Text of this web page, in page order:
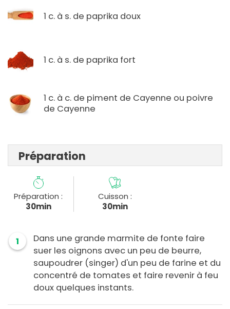
1 c. à s. de paprika doux
1 c. à s. de paprika fort
1 c. à c. de piment de Cayenne ou poivre
de Cayenne
Préparation
Préparation :
30min
Cuisson :
30min
1
Dans une grande marmite de fonte faire
suer les oignons avec un peu de beurre,
saupoudrer (singer) d'un peu de farine et du
concentré de tomates et faire revenir à feu
doux quelques instants.